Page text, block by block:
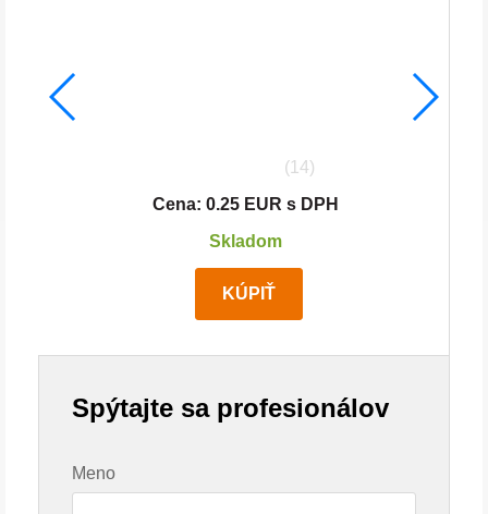
(14)
Cena: 0.25 EUR s DPH
Skladom
KÚPIŤ
Spýtajte sa profesionálov
Meno